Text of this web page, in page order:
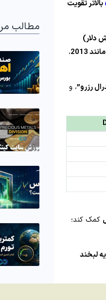
بالاتر تقویت
دلار)
2013
،
رزرو”، و
کمک کند؛
لبخند
مطالب